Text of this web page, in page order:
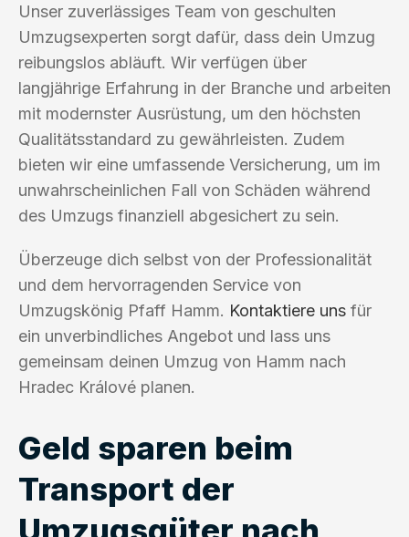
Unser zuverlässiges Team von geschulten
Umzugsexperten sorgt dafür, dass dein Umzug
reibungslos abläuft. Wir verfügen über
langjährige Erfahrung in der Branche und arbeiten
mit modernster Ausrüstung, um den höchsten
Qualitätsstandard zu gewährleisten. Zudem
bieten wir eine umfassende Versicherung, um im
unwahrscheinlichen Fall von Schäden während
des Umzugs finanziell abgesichert zu sein.
Überzeuge dich selbst von der Professionalität
und dem hervorragenden Service von
Umzugskönig Pfaff Hamm. Kontaktiere uns für
ein unverbindliches Angebot und lass uns
gemeinsam deinen Umzug von Hamm nach
Hradec Králové planen.
Geld sparen beim
Transport der